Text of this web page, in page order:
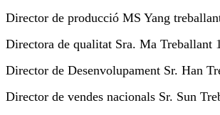
Director de producció MS Yang
Directora de qualitat Sra. Ma Treballant
Director de Desenvolupament Sr. Han
Director de vendes nacionals Sr. Sun